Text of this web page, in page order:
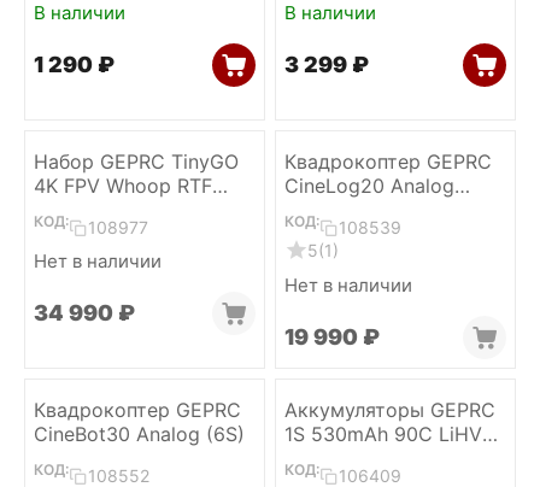
В наличии
1 290 ₽
В наличии
3 299 ₽
Набор GEPRC TinyGO
4K FPV Whoop RTF
(ELRS 2.4)
КОД: 108977
Нет в наличии
34 990 ₽
Квадрокоптер GEPRC
CineLog20 Analog
(ELRS 2.4)
КОД:
108539
5(1)
Нет в наличии
19 990 ₽
Квадрокоптер GEPRC
CineBot30 Analog (6S)
КОД: 108552
Аккумуляторы GEPRC
1S 530mAh 90C LiHV
(PH2.0, 2 шт.)
КОД: 106409